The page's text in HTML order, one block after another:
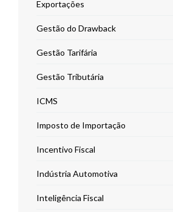
Exportações
Gestão do Drawback
Gestão Tarifária
Gestão Tributária
ICMS
Imposto de Importação
Incentivo Fiscal
Indústria Automotiva
Inteligência Fiscal